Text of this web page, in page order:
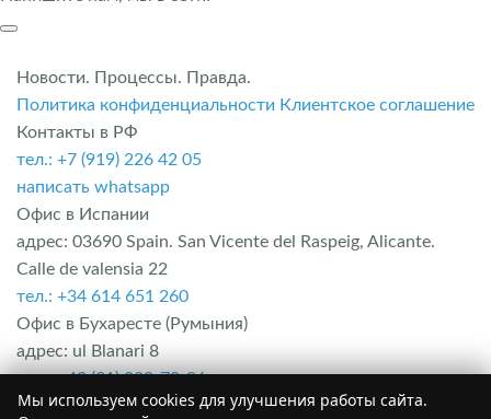
Новости. Процессы. Правда.
Политика конфиденциальности Клиентское соглашение
Контакты в РФ
тел.: +7 (919) 226 42 05
написать whatsapp
Офис в Испании
адрес: 03690 Spain. San Vicente del Raspeig, Alicante.
Calle de valensia 22
тел.: +34 614 651 260
Офис в Бухаресте (Румыния)
адрес: ul Blanari 8
тел.: +40 (31) 229-70-96
Офис в Болгарии
Мы используем cookies для улучшения работы сайта.